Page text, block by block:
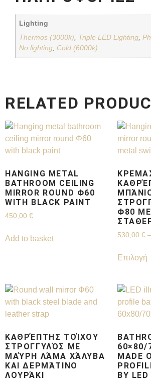
Lighting
Thermos (3000k), Triple LED Lighting,
No lighting, Cold (6000k)
RELATED
HANGING METAL
BATHROOM CEILING
MIRROR ROUND Φ60
WITH BLACK PAINT
450,00 €
Add to basket
Φ80
530,00 € –
Επιλογή
ΚΑΘΡΈΠΤΗΣ ΤΟΊΧΟΥ
ΣΤΡΟΓΓΥΛΌΣ ΜΕ
ΜΑΎΡΗ ΛΆΜΑ ΧΆΛΥΒΑ
ΚΑΙ ΔΕΡΜΆΤΙΝΟ
ΛΟΥΡΆΚΙ
60×80/
MADE
BY LED